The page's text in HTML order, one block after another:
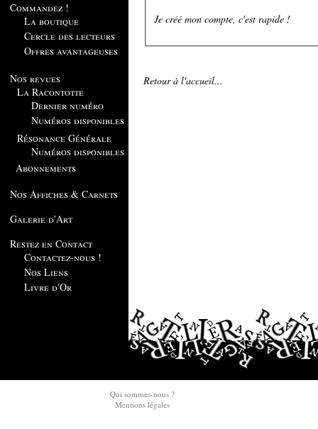
Commandez !
La boutique
Cercle des lecteurs
Offres avantageuses
Nos revues
La Racontotte
Dernier numéro
Numéros disponibles
Résonance Générale
Numéros disponibles
Abonnements
Nos Affiches & Carnets
Galerie d'Art
Restez en Contact
Contactez-nous !
Nos Liens
Livre d'Or
Je créé mon compte, c'est rapide !
Retour à l'accueil...
Qui sommes-nous ?
Mentions légales